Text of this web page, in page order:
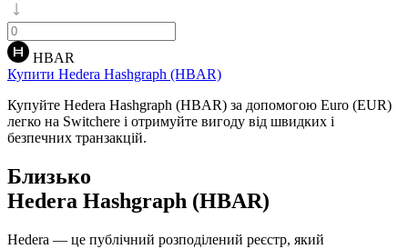
HBAR
Купити Hedera Hashgraph (HBAR)
Купуйте Hedera Hashgraph (HBAR) за допомогою Euro (EUR)
легко на Switchere і отримуйте вигоду від швидких і
безпечних транзакцій.
Близько
Hedera Hashgraph (HBAR)
Hedera — це публічний розподілений реєстр, який